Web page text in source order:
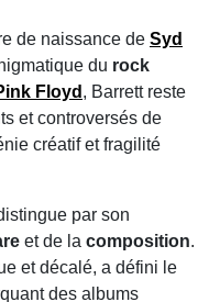
de naissance de Syd
du rock
Floyd , Barrett reste
et controversés de
créatif et fragilité
par son
et de la composition.
et décalé, a défini le
des albums